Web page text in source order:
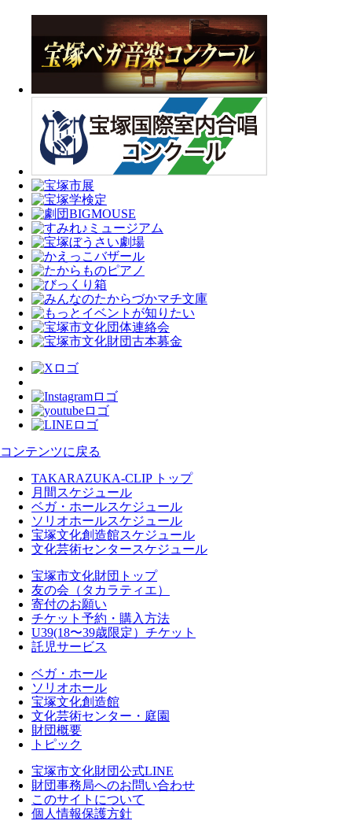
コンテンツに戻る
TAKARAZUKA-CLIP トップ
月間スケジュール
ベガ・ホールスケジュール
ソリオホールスケジュール
宝塚文化創造館スケジュール
文化芸術センタースケジュール
宝塚市文化財団トップ
友の会（タカラティエ）
寄付のお願い
チケット予約・購入方法
U39(18〜39歳限定）チケット
託児サービス
ベガ・ホール
ソリオホール
宝塚文化創造館
文化芸術センター・庭園
財団概要
トピック
宝塚市文化財団公式LINE
財団事務局へのお問い合わせ
このサイトについて
個人情報保護方針